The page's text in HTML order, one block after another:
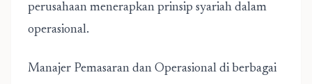
perusahaan menerapkan prinsip syariah dalam
operasional.
Manajer Pemasaran dan Operasional di berbagai